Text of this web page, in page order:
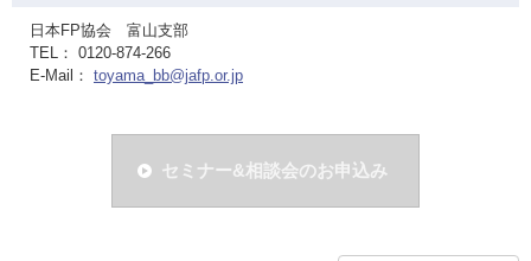
日本FP協会 富山支部
TEL： 0120-874-266
E-Mail： toyama_bb@jafp.or.jp
セミナー&相談会のお申込み